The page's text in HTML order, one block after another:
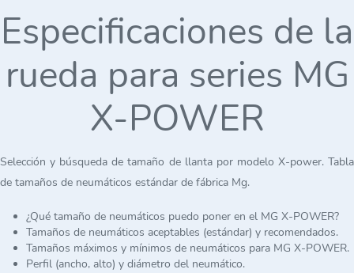
Especificaciones de la
rueda para series MG
X-POWER
Selección y búsqueda de tamaño de llanta por modelo X-power. Tabla
de tamaños de neumáticos estándar de fábrica Mg.
¿Qué tamaño de neumáticos puedo poner en el MG X-POWER?
Tamaños de neumáticos aceptables (estándar) y recomendados.
Tamaños máximos y mínimos de neumáticos para MG X-POWER.
Perfil (ancho, alto) y diámetro del neumático.